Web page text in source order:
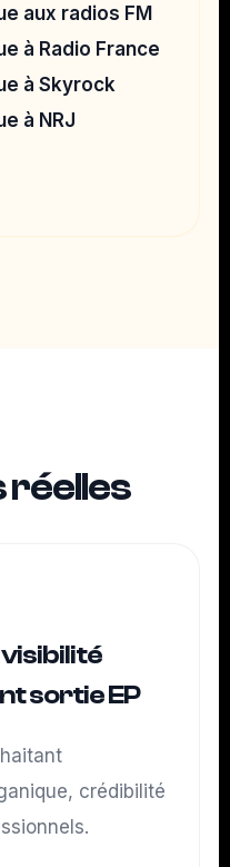
aux radios FM
à Radio France
à Skyrock
à NRJ
réelles
sortie EP
crédibilité